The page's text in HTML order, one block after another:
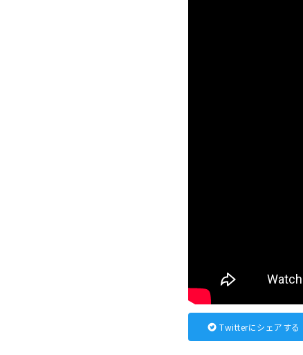
Twitterにシェアする